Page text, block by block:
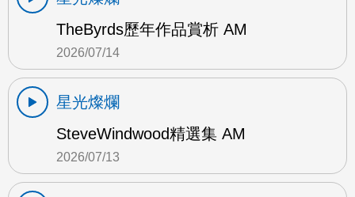
TheByrds歷年作品賞析 AM
2026/07/14
星光燦爛
SteveWindwood精選集 AM
2026/07/13